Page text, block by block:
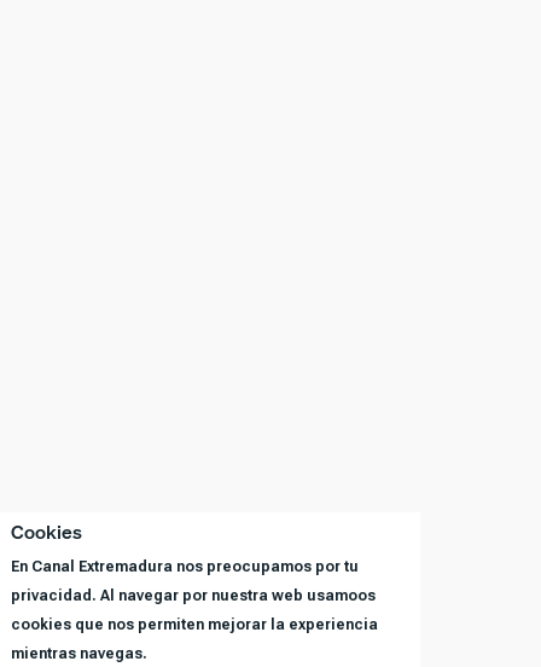
Cookies
En Canal Extremadura nos preocupamos por tu
privacidad. Al navegar por nuestra web usamoos
cookies que nos permiten mejorar la experiencia
mientras navegas.